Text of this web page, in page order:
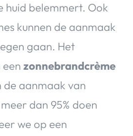
huid belemmert. Ook
kunnen de aanmaak
gaan. Het
zonnebrandcrème
aanmaak van
dan 95% doen
we op een